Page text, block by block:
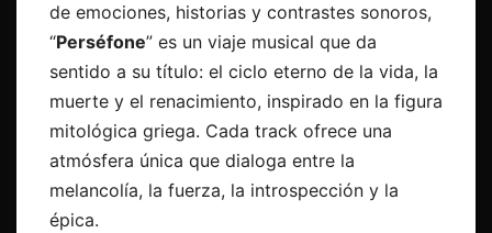
de emociones, historias y contrastes sonoros,
“Perséfone” es un viaje musical que da
sentido a su título: el ciclo eterno de la vida, la
muerte y el renacimiento, inspirado en la figura
mitológica griega. Cada track ofrece una
atmósfera única que dialoga entre la
melancolía, la fuerza, la introspección y la
épica.